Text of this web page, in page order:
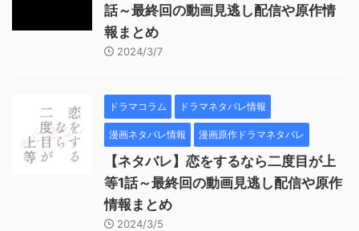
話～最終回の動画見逃し配信や原作情
報まとめ
2024/3/7
ドラマコラム ドラマネタバレ情報
漫画ネタバレ情報 漫画原作ドラマネタバレ
【ネタバレ】恋をするなら二度目が上
等1話～最終回の動画見逃し配信や原作
情報まとめ
2024/3/5